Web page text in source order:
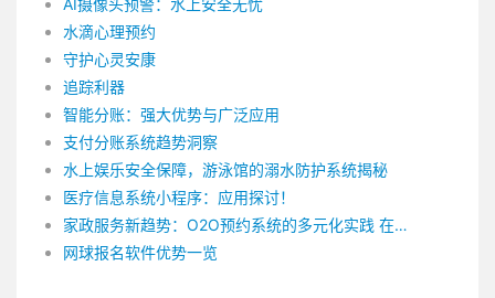
水滴心理预约
守护心灵安康
追踪利器
智能分账：强大优势与广泛应用
支付分账系统趋势洞察
水上娱乐安全保障，游泳馆的溺水防护系统揭秘
医疗信息系统小程序：应用探讨！
家政服务新趋势：O2O预约系统的多元化实践 在现代社会，人们越来越注重生活质量，家政服务的需求也随之日益增长。传统家政服务模式已经无法满足人们多样化的需求，因此，O2O预约系统的多元化应用成为了家政服务的新风尚。 O2O预约系统是将线上与线下相结合的一种商业模式，通过互联网技术为用户提供便捷、高效的家政服务。在O2O预约系统中，用户可以随时随地通过手机APP、网站等平台，轻松预约各类家政服务，包括保洁、保姆、月嫂、搬家等。这种模式不仅提高了服务效率，还满足了用户个性化、多样化的需求。 首先，O2O预约系统为用户提供了丰富的服务项目。在过去，人们想要找家政服务，往往需要拨打多家公司的电话咨询，费时费力。而现在，通过O2O预约系统，用户可以一键预约多种服务，轻松解决家庭生活中的各种问题。同时，家政服务提供商也可以通过O2O平台，拓展业务范围，提高服务品质。 其次，O2O预约系统实现了服务时间的灵活性。传统家政服务通常需要在固定时间内完成，而O2O预约系统则可以根据用户的需求，随时调整服务时间。这样一来，用户可以根据自己的作息安排，合理安排家政服务，避免了因时间冲突而导致的不便。 此外，O2O预约系统还提高了家政服务的质量。通过平台，用户可以对服务人员进行评分、评论，这些评价将成为其他用户选择服务的重要参考。在这种竞争机制下，服务人员会更加注重服务质量，以赢得好评和更多订单。同时，家政服务提供商也可以通过数据分析，了解用户需求，不断优化服务内容，提高用户满意度。 不仅如此，O2O预约系统还具有很强的社会价值。在疫情期间，O2O预约系统可以帮助居民解决生活中的后顾之忧，让他们更加安心地投入到抗疫工作中。同时，O2O预约模式还能带动家政服务行业的发展，创造更多就业机会，助力经济增长。 总之，O2O预约系统的多元化应用，为家政服务注入了新的风尚。在未来的发展中，O2O预约家政服务将不断完善和拓展，以满足人们日益增长的生活需求。让我们期待这一新风尚在家政服务领域绽放更加璀璨的光芒！
网球报名软件优势一览